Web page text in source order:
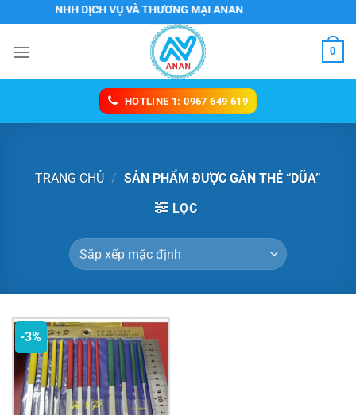
đến
nội
TY TNHH DỊCH VỤ VÀ THƯƠNG MẠI ANAN
0
HOTLINE 1: 0967 649 619
TRANG CHỦ / SẢN PHẨM ĐƯỢC GẮN THẺ “DŨA”
LỌC
-3%